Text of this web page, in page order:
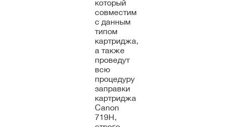
который
совместим
с данным
типом
картриджа,
а также
проведут
всю
процедуру
заправки
картриджа
Canon
719H,